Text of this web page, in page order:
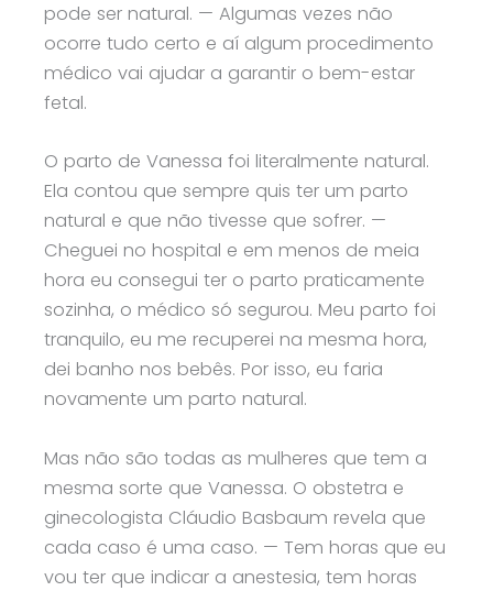
pode ser natural. — Algumas vezes não
ocorre tudo certo e aí algum procedimento
médico vai ajudar a garantir o bem-estar
fetal.
O parto de Vanessa foi literalmente natural.
Ela contou que sempre quis ter um parto
natural e que não tivesse que sofrer. —
Cheguei no hospital e em menos de meia
hora eu consegui ter o parto praticamente
sozinha, o médico só segurou. Meu parto foi
tranquilo, eu me recuperei na mesma hora,
dei banho nos bebês. Por isso, eu faria
novamente um parto natural.
Mas não são todas as mulheres que tem a
mesma sorte que Vanessa. O obstetra e
ginecologista Cláudio Basbaum revela que
cada caso é uma caso. — Tem horas que eu
vou ter que indicar a anestesia, tem horas